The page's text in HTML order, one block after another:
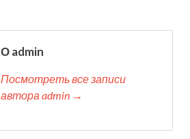
О admin
Посмотреть все записи
автора admin →